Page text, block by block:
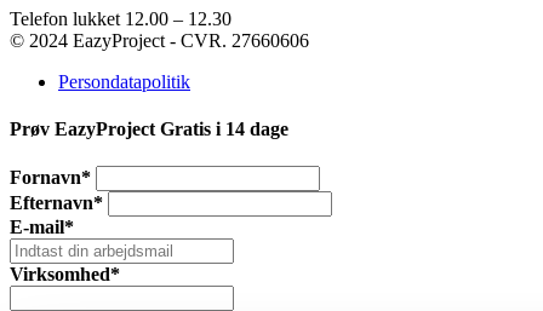
Telefon lukket 12.00 – 12.30
© 2024 EazyProject - CVR. 27660606
Persondatapolitik
Prøv EazyProject Gratis i 14 dage
Fornavn*
Efternavn*
E-mail*
Virksomhed*